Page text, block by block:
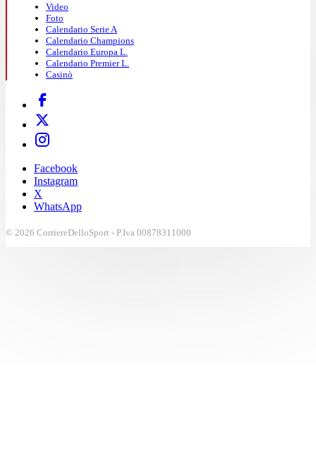
Video
Foto
Calendario Serie A
Calendario Champions
Calendario Europa L.
Calendario Premier L.
Casinò
Facebook
Instagram
X
WhatsApp
© 2026 CorriereDelloSport - P.Iva 00878311000